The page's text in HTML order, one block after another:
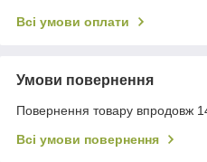
Всі умови оплати
Умови повернення
Повернення товару впродовж
Всі умови повернення